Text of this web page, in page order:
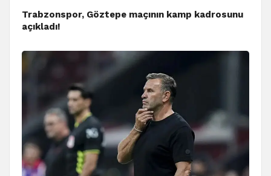
Trabzonspor, Göztepe maçının kamp kadrosunu
açıkladı!